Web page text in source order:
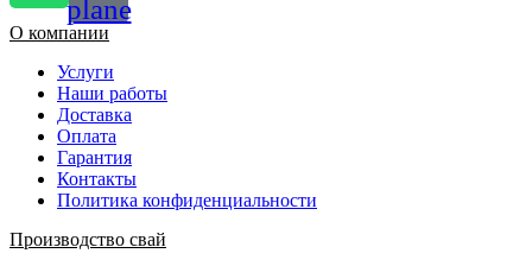
plane
О компании
Услуги
Наши работы
Доставка
Оплата
Гарантия
Контакты
Политика конфиденциальности
Производство свай